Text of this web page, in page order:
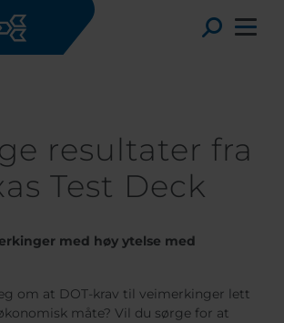
Toggle
Utrolige resultater fra Texas Test Deck
resultater fra
Test Deck
med høy ytelse med
om at DOT-krav til veimerkinger lett
måte? Vil du sørge for at